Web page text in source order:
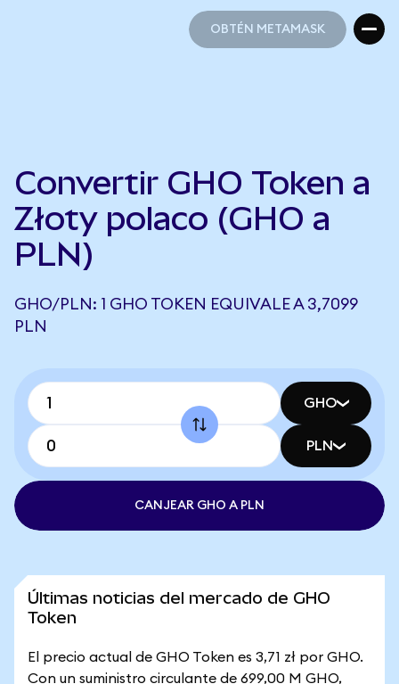
OBTÉN METAMASK
Convertir GHO Token a
Złoty polaco (GHO a
PLN)
GHO/PLN: 1 GHO TOKEN EQUIVALE A 3,7099
PLN
GHO
PLN
CANJEAR GHO A PLN
Últimas noticias del mercado de GHO
Token
El precio actual de GHO Token es 3,71 zł por GHO.
Con un suministro circulante de 699,00 M GHO,